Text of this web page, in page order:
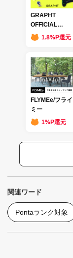
GRAPHT
OFFICIAL
STORE1.8%P還元
FLYMEe/フライ
ミー
1%P還元
関連ワード
Pontaランク対象